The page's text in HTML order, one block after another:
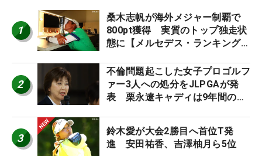
1
桑木志帆が海外メジャー制覇で
800pt獲得 実質のトップ独走状
態に【メルセデス・ランキング番
2
不倫問題起こした女子プロゴルフ
ァー3人への処分をJLPGAが発
表 栗永遼キャディは9年間の立
3
鈴木愛が大会2勝目へ首位T発
進 安田祐香、吉澤柚月ら5位